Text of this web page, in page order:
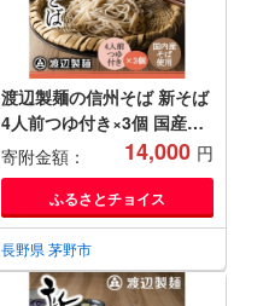
渡辺製麺の信州そば 新そば
4人前つゆ付き×3個 国産そ
ば粉使用 季節限定 常温 信
州八ヶ岳よりお届け
【1654930】
寄附金額： 14,000 円
ふるさとチョイス
長野県 茅野市